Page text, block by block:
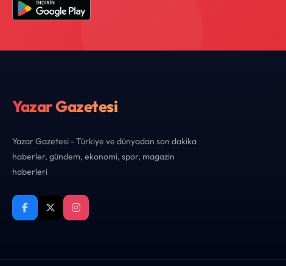
Yazar Gazetesi
Yazar Gazetesi - Türkiye ve dünyadan son dakika
haberler, gündem, ekonomi, spor, magazin
haberleri